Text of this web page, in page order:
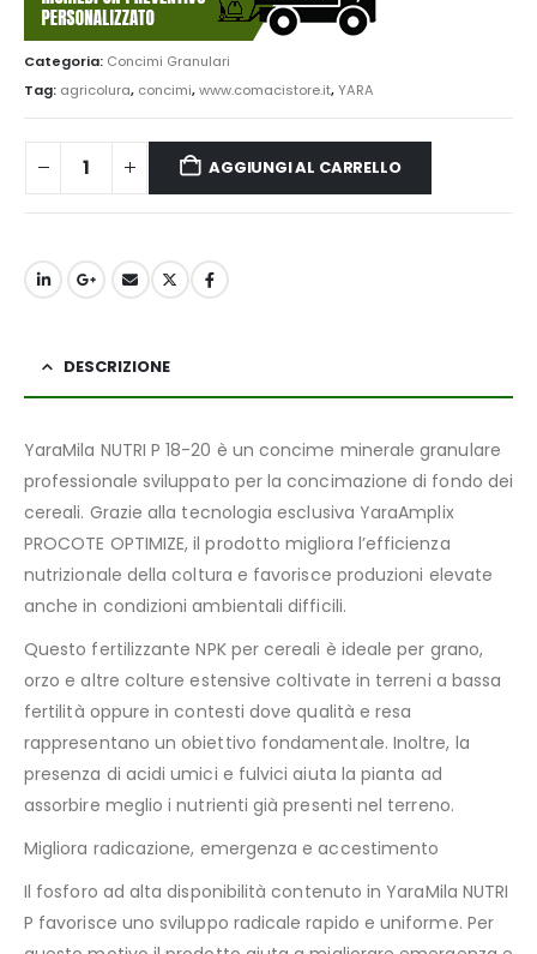
Categoria: Concimi Granulari
Tag: agricolura, concimi,www.comacistore.it,YARA
AGGIUNGI AL CARRELLO
DESCRIZIONE
YaraMila NUTRI P 18-20 è un concime minerale granulare
professionale sviluppato per la concimazione di fondo dei
cereali. Grazie alla tecnologia esclusiva YaraAmplix
PROCOTE OPTIMIZE, il prodotto migliora l’efficienza
nutrizionale della coltura e favorisce produzioni elevate
anche in condizioni ambientali difficili.
Questo fertilizzante NPK per cereali è ideale per grano,
orzo e altre colture estensive coltivate in terreni a bassa
fertilità oppure in contesti dove qualità e resa
rappresentano un obiettivo fondamentale. Inoltre, la
presenza di acidi umici e fulvici aiuta la pianta ad
assorbire meglio i nutrienti già presenti nel terreno.
Migliora radicazione, emergenza e accestimento
Il fosforo ad alta disponibilità contenuto in YaraMila NUTRI
P favorisce uno sviluppo radicale rapido e uniforme. Per